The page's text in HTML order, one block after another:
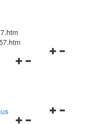
Navigationsmenü
Navigationsmenü